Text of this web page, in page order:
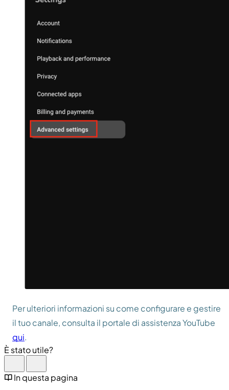
Per ulteriori informazioni su come configurare e gestire
il tuo canale, consulta il portale di assistenza YouTube
qui.
È stato utile?
In questa pagina